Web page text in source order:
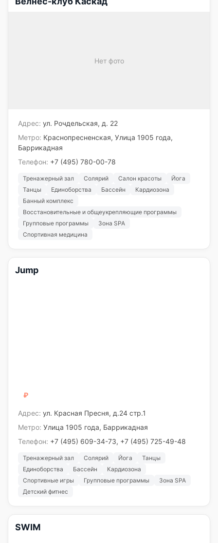
Нет фото
Адрес: ул. Рочдельская, д. 22
Метро: Краснопресненская, Улица 1905 года,
Баррикадная
Телефон: +7 (495) 780-00-78
Тренажерный зал Солярий Салон красоты
Йога
Танцы
Единоборства Бассейн
Кардиозона
Банный комплекс
Восстановительные и общеукрепляющие программы
Групповые программы
Зона SPA
Спортивная медицина
Jump
₽
Адрес: ул. Красная Пресня, д.24 стр.1
Метро: Улица 1905 года, Баррикадная
Телефон: +7 (495) 609-34-73, +7 (495) 725-49-48
Тренажерный зал Солярий Йога
Танцы
Единоборства
Бассейн
Кардиозона
Спортивные игры
Групповые программы
Зона SPA
Детский фитнес
SWIM